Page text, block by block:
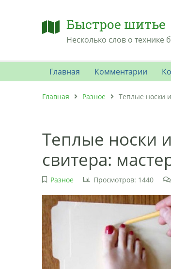
Быстрое шитье
Несколько слов о технике
Главная Комментарии
Главная Разное Теплые носки
Теплые носки
свитера:
Разное Просмотров: 1440